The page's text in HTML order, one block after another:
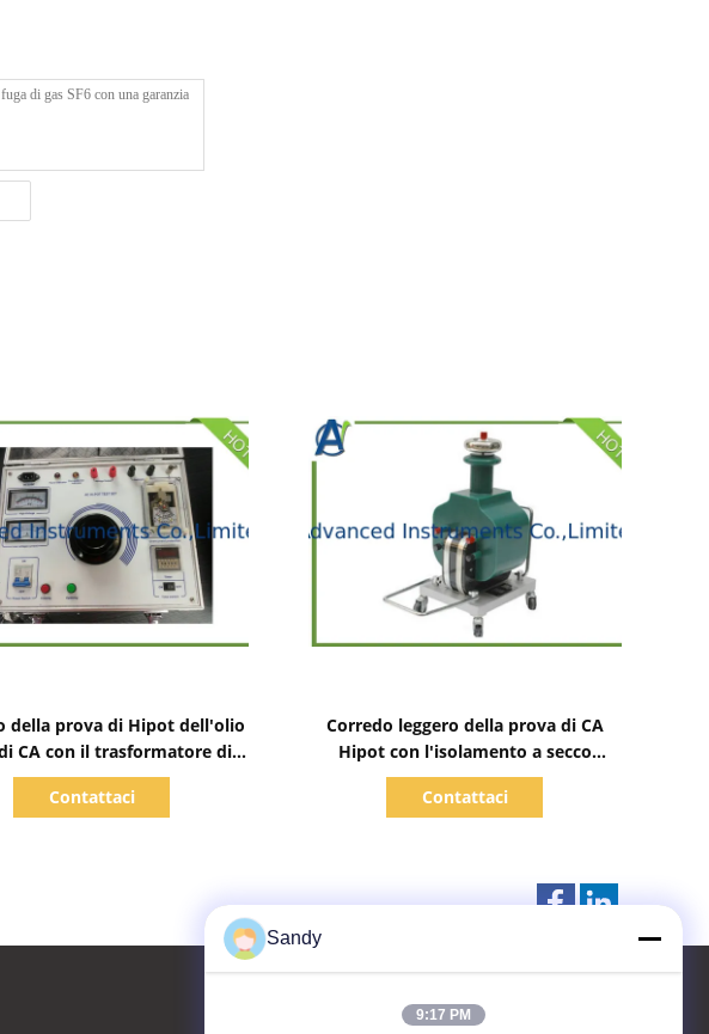
della prova di Hipot dell'olio
CA con il trasformatore di
tensione riempito di olio
dell'isolamento
Contattaci
Corredo leggero della prova di CA
Hipot con l'isolamento a secco
dell'epossiresina del trasformatore di
alta tensione
Contattaci
Sandy
9:17 PM